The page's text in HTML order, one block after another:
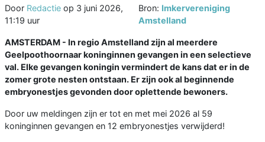
Door Redactie op 3 juni 2026,
11:19 uur
Bron: Imkervereniging
Amstelland
AMSTERDAM - In regio Amstelland zijn al meerdere
Geelpoothoornaar koninginnen gevangen in een selectieve
val. Elke gevangen koningin vermindert de kans dat er in de
zomer grote nesten ontstaan. Er zijn ook al beginnende
embryonestjes gevonden door oplettende bewoners.
Door uw meldingen zijn er tot en met mei 2026 al 59
koninginnen gevangen en 12 embryonestjes verwijderd!